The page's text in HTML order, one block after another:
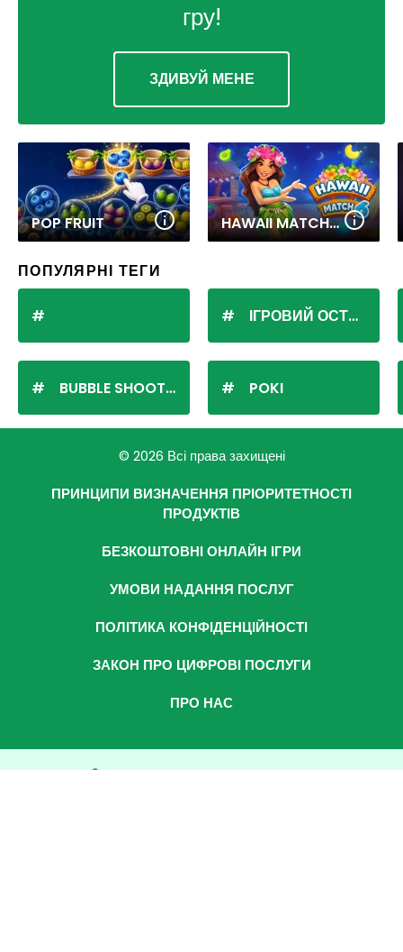
гру!
ЗДИВУЙ МЕНЕ
POP FRUIT HAWAII MATCH 6
ПОПУЛЯРНІ ТЕГИ
BUBBLE SHOOTER
ІГРОВИЙ ОСТРІВ
POKI
© 2026 Всі права захищені
ПРИНЦИПИ ВИЗНАЧЕННЯ ПРІОРИТЕТНОСТІ
ПРОДУКТІВ
БЕЗКОШТОВНІ ОНЛАЙН ІГРИ
УМОВИ НАДАННЯ ПОСЛУГ
ПОЛІТИКА КОНФІДЕНЦІЙНОСТІ
ЗАКОН ПРО ЦИФРОВІ ПОСЛУГИ
ПРО НАС